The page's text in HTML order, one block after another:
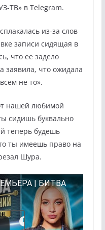
ТВ» в Telegram.
из-за слов
записи сидящая в
что ее задело
заявила, что ожидала
не то».
нашей любимой
сидишь буквально
теперь будешь
ты имеешь право на
Шура.
| БИТВА